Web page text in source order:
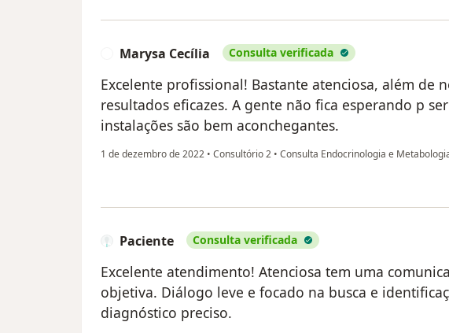
Marysa Cecília Consulta verificada
Excelente profissional! Bastante atenciosa, além de
resultados eficazes. A gente não fica esperando p
instalações são bem aconchegantes.
1 de dezembro de 2022 • Consultório 2 • Consulta Endocrinologia e
Paciente Consulta verificada
Excelente atendimento! Atenciosa tem uma
objetiva. Diálogo leve e focado na busca e
diagnóstico preciso.